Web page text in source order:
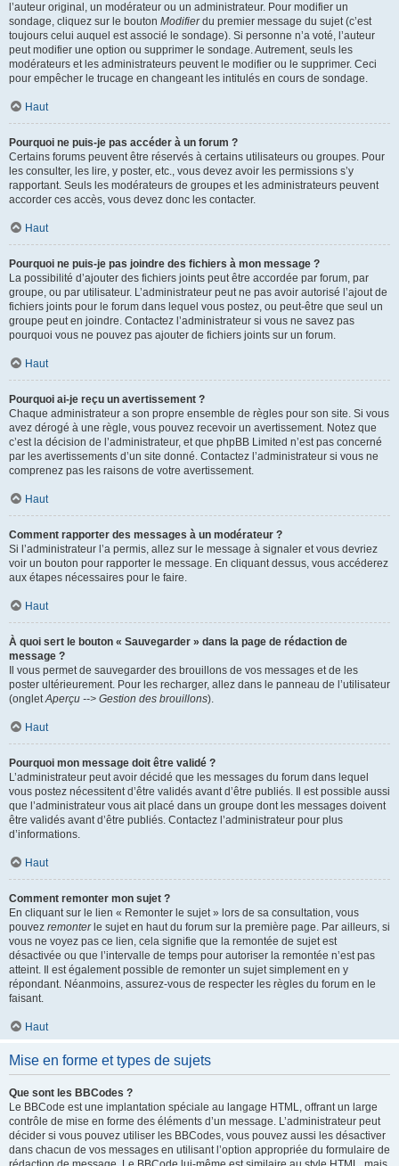
l’auteur original, un modérateur ou un administrateur. Pour modifier un
sondage, cliquez sur le bouton Modifierdu premier message du sujet (c’est
toujours celui auquel est associé le sondage). Si personne n’a voté, l’auteur
peut modifier une option ou supprimer le sondage. Autrement, seuls les
modérateurs et les administrateurs peuvent le modifier ou le supprimer. Ceci
pour empêcher le trucage en changeant les intitulés en cours de sondage.
Haut
Pourquoi ne puis-je pas accéder à un forum ?
Certains forums peuvent être réservés à certains utilisateurs ou groupes. Pour
les consulter, les lire, y poster, etc., vous devez avoir les permissions s’y
rapportant. Seuls les modérateurs de groupes et les administrateurs peuvent
accorder ces accès, vous devez donc les contacter.
Haut
Pourquoi ne puis-je pas joindre des fichiers à mon message ?
La possibilité d’ajouter des fichiers joints peut être accordée par forum, par
groupe, ou par utilisateur. L’administrateur peut ne pas avoir autorisé l’ajout de
fichiers joints pour le forum dans lequel vous postez, ou peut-être que seul un
groupe peut en joindre. Contactez l’administrateur si vous ne savez pas
pourquoi vous ne pouvez pas ajouter de fichiers joints sur un forum.
Haut
Pourquoi ai-je reçu un avertissement ?
Chaque administrateur a son propre ensemble de règles pour son site. Si vous
avez dérogé à une règle, vous pouvez recevoir un avertissement. Notez que
c’est la décision de l’administrateur, et que phpBB Limited n’est pas concerné
par les avertissements d’un site donné. Contactez l’administrateur si vous ne
comprenez pas les raisons de votre avertissement.
Haut
Comment rapporter des messages à un modérateur ?
Si l’administrateur l’a permis, allez sur le message à signaler et vous devriez
voir un bouton pour rapporter le message. En cliquant dessus, vous accéderez
aux étapes nécessaires pour le faire.
Haut
À quoi sert le bouton « Sauvegarder » dans la page de rédaction de
message ?
Il vous permet de sauvegarder des brouillons de vos messages et de les
poster ultérieurement. Pour les recharger, allez dans le panneau de l’utilisateur
(ongletAperçu --> Gestion des brouillons).
Haut
Pourquoi mon message doit être validé ?
L’administrateur peut avoir décidé que les messages du forum dans lequel
vous postez nécessitent d’être validés avant d’être publiés. Il est possible aussi
que l’administrateur vous ait placé dans un groupe dont les messages doivent
être validés avant d’être publiés. Contactez l’administrateur pour plus
d’informations.
Haut
Comment remonter mon sujet ?
En cliquant sur le lien « Remonter le sujet » lors de sa consultation, vous
pouvez remonterle sujet en haut du forum sur la première page. Par ailleurs, si
vous ne voyez pas ce lien, cela signifie que la remontée de sujet est
désactivée ou que l’intervalle de temps pour autoriser la remontée n’est pas
atteint. Il est également possible de remonter un sujet simplement en y
répondant. Néanmoins, assurez-vous de respecter les règles du forum en le
faisant.
Haut
Mise en forme et types de sujets
Que sont les BBCodes ?
Le BBCode est une implantation spéciale au langage HTML, offrant un large
contrôle de mise en forme des éléments d’un message. L’administrateur peut
décider si vous pouvez utiliser les BBCodes, vous pouvez aussi les désactiver
dans chacun de vos messages en utilisant l’option appropriée du formulaire de